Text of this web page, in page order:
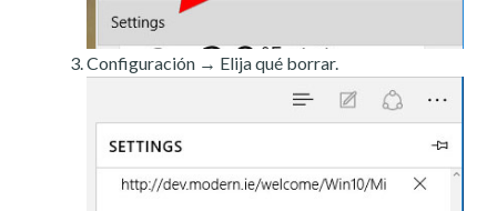
Configuración → Elija qué borrar.